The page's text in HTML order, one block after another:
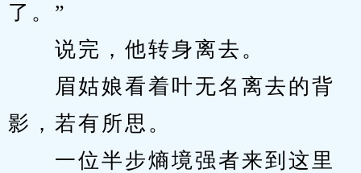
了。”
说完，他转身离去。
眉姑娘看着叶无名离去的背
影，若有所思。
一位半步熵境强者来到这里